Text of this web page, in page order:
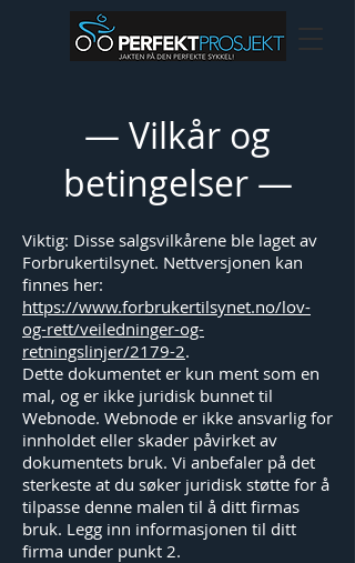
— Vilkår og
betingelser —
Viktig: Disse salgsvilkårene ble laget av
Forbrukertilsynet. Nettversjonen kan
finnes her:
https://www.forbrukertilsynet.no/lov-
og-rett/veiledninger-og-
retningslinjer/2179-2.
Dette dokumentet er kun ment som en
mal, og er ikke juridisk bunnet til
Webnode. Webnode er ikke ansvarlig for
innholdet eller skader påvirket av
dokumentets bruk. Vi anbefaler på det
sterkeste at du søker juridisk støtte for å
tilpasse denne malen til å ditt firmas
bruk. Legg inn informasjonen til ditt
firma under punkt 2.